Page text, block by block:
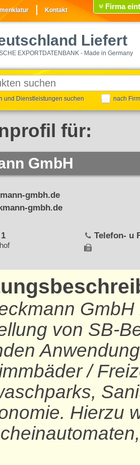
Kontakt Firma
Liefert
EXPORTDATENBANK - Made in Germany
und Dienstleistungen suchen nach
für:
GmbH
gmbh.de
gmbh.de
Telefon- u
von SB-
/
Hierzu